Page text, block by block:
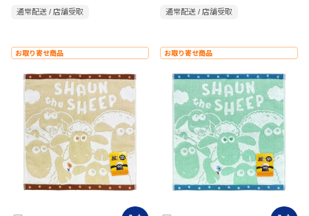
25×25cm ベージュ
通常配送 / 店舗受取
25×25cm グリーン
通常配送 / 店舗受取
お取り寄せ商品 お取り寄せ商品